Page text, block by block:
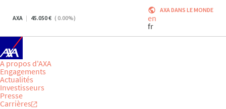
AXA 45.050 ( 0.00%)
AXA DANS LE MONDE
en
fr
A propos d'AXA
Engagements
Actualités
Investisseurs
Presse
Carrières